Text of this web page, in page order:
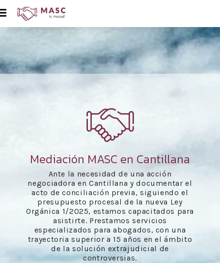
Mediación MASC en Cantillana
Ante la necesidad de una acción
negociadora en Cantillana y documentar el
acto de conciliación previa, siguiendo el
presupuesto procesal de la nueva Ley
Orgánica 1/2025, estamos capacitados para
asistirte. Prestamos servicios
especializados para abogados, con una
trayectoria superior a 15 años en el ámbito
de la solución extrajudicial de
controversias.